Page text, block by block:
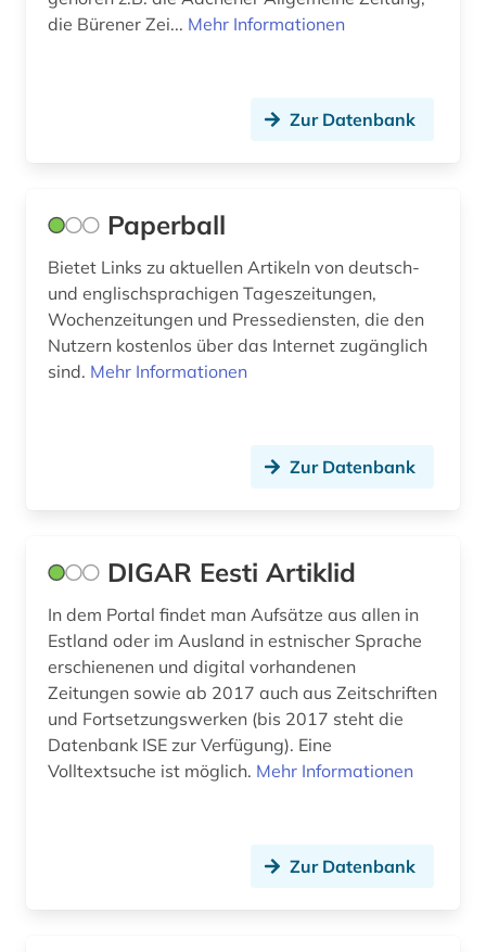
die Bürener Zei... Mehr Informationen
Zur Datenbank
Paperball
Bietet Links zu aktuellen Artikeln von deutsch-
und englischsprachigen Tageszeitungen,
Wochenzeitungen und Pressediensten, die den
Nutzern kostenlos über das Internet zugänglich
sind. Mehr Informationen
Zur Datenbank
DIGAR Eesti Artiklid
In dem Portal findet man Aufsätze aus allen in
Estland oder im Ausland in estnischer Sprache
erschienenen und digital vorhandenen
Zeitungen sowie ab 2017 auch aus Zeitschriften
und Fortsetzungswerken (bis 2017 steht die
Datenbank ISE zur Verfügung). Eine
Volltextsuche ist möglich. Mehr Informationen
Zur Datenbank